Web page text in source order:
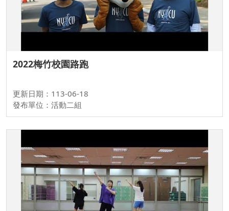
2022梅竹校園路跑
更新日期：113-06-18
發布單位：活動二組